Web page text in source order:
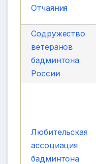
Отчаяния
Содружество
ветеранов
бадминтона
России
Любительская
ассоциация
бадминтона